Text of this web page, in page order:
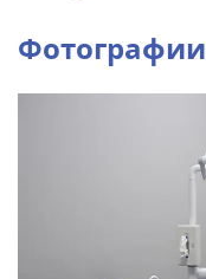
Фотографии